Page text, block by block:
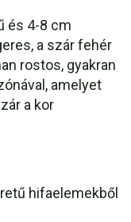
és 4-8 cm
a szár fehér
rostos, gyakran
amelyet
a kor
hifaelemekből